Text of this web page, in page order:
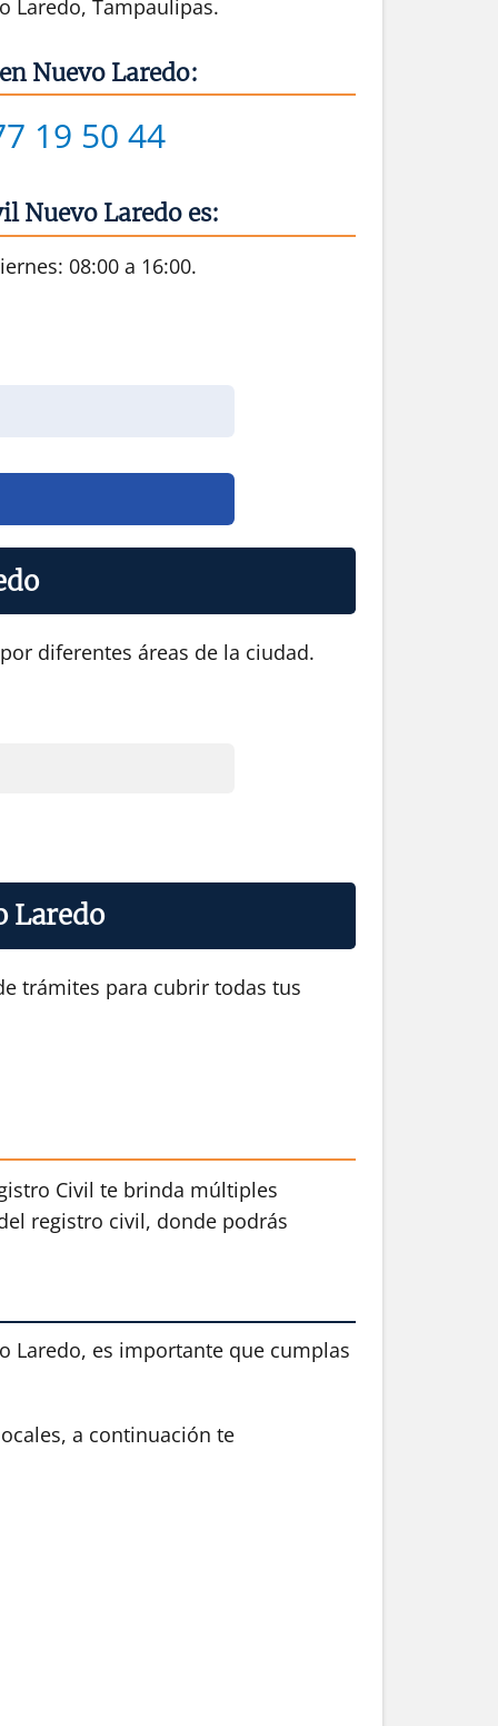
Laredo, Tampaulipas.
Nuevo Laredo:
19 50 44
Nuevo Laredo es:
08:00 a 16:00.
diferentes áreas de la ciudad.
Laredo
trámites para cubrir todas tus
Civil te brinda múltiples
registro civil, donde podrás
Laredo, es importante que cumplas
a continuación te